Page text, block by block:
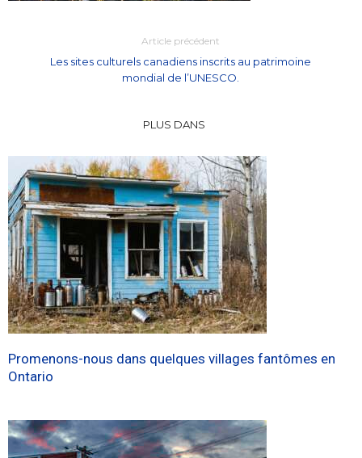
Article précédent
Les sites culturels canadiens inscrits au patrimoine
mondial de l’UNESCO.
PLUS DANS
Promenons-nous dans quelques villages fantômes en
Ontario